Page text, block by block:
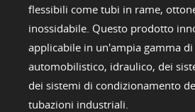
flessibili come tubi in rame,
inossidabile. Questo prodotto
applicabile in un'ampia gamma
automobilistico, idraulico, dei
dei sistemi di condizionamento
tubazioni industriali.